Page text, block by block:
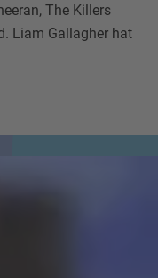
The Killers
Liam Gallagher hat